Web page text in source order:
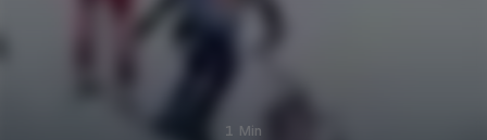
1 Min